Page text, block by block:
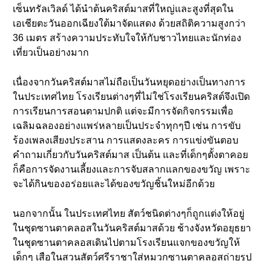
เซ็นทรัลเวิลด์ ได้นำต้นคริสต์มาสที่ใหญ่และสูงที่สุดใน
เอเชียตะวันออกเฉียงใต้มาจัดแสดง ด้วยสถิติความสูงกว่า
36 เมตร สร้างความประทับใจให้กับชาวไทยและนักท่อง
เที่ยวเป็นอย่างมาก
เนื่องจากวันคริสต์มาสไม่ถือเป็นวันหยุดอย่างเป็นทางการ
ในประเทศไทย โรงเรียนต่างๆที่ไม่ใช่โรงเรียนคริสต์จึงเปิด
การเรียนการสอนตามปกติ แต่จะมีการจัดกิจกรรมเพื่อ
เฉลิมฉลองอย่างแพร่หลายเป็นประจำทุกๆปี เช่น การขับ
ร้องเพลงเสียงประสาน การแสดงละคร การแข่งขันตอบ
คำถามเกี่ยวกับวันคริสต์มาส เป็นต้น และที่เด็กๆตั้งตาคอย
ก็คือการจัดงานเลี้ยงและการจับสลากแลกของขวัญ เพราะ
จะได้กินของอร่อยและได้ของขวัญชิ้นใหม่อีกด้วย
นอกจากนั้น ในประเทศไทย สัตว์ชนิดต่างๆก็ถูกแต่งให้อยู่
ในชุดซานตาคลอสในวันคริสต์มาสด้วย ช้างจังหวัดอยุธยา
ในชุดซานตาคลอสเดินไปตามโรงเรียนแจกของขวัญให้
เด็กๆ เสือในสวนสัตว์ศรีราชาใส่หมวกซานตาคลอสถ่ายรูป